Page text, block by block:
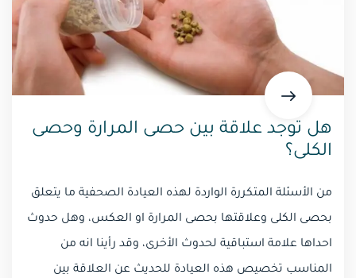
هل توجد علاقة بين حصى المرارة وحصى
الكلى؟
من الأسئلة المتكررة الواردة لهذه العيادة الصحفية ما يتعلق
بحصى الكلى وعلاقتها بحصى المرارة او العكس، وهل حدوث
احداها علامة استباقية لحدوث الأخرى، وقد رأينا انه من
المناسب تخصيص هذه العيادة للحديث عن العلاقة بين